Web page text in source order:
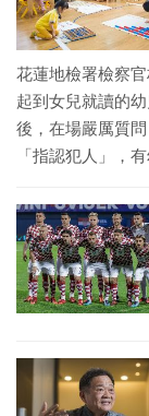
花蓮地檢署檢察
起到女兒就讀的
後，在場嚴厲質
「指認犯人」，
面，花蓮地檢署
訴。